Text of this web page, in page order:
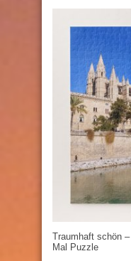
Traumhaft schön
Mal Puzzle